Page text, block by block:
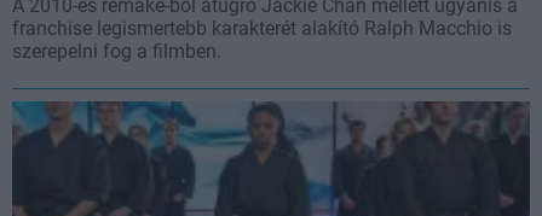
A 2010-es remake-ből átugró Jackie Chan mellett ugyanis a
franchise legismertebb karakterét alakító Ralph Macchio is
szerepelni fog a filmben.